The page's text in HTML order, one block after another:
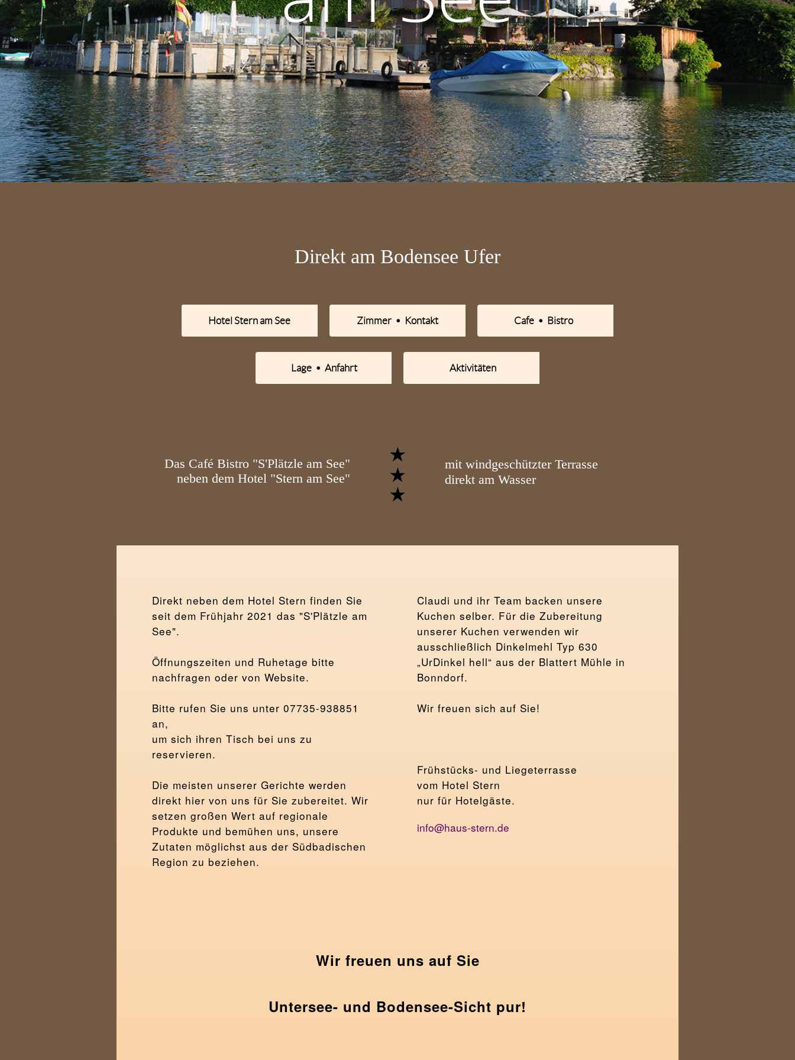
Direkt am Bodensee Ufer
Hotel Stern am See Zimmer • Kontakt Cafe • Bistro
Lage • Anfahrt Aktivitäten
Das Café Bistro "S'Plätzle am See"
neben dem Hotel "Stern am See"
mit windgeschützter Terrasse
direkt am Wasser
Direkt neben dem Hotel Stern finden Sie
seit dem Frühjahr 2021 das "S'Plätzle am
See".
Öffnungszeiten und Ruhetage bitte
nachfragen oder von Website.
Bitte rufen Sie uns unter 07735-938851
an,
um sich ihren Tisch bei uns zu
reservieren.
Die meisten unserer Gerichte werden
direkt hier von uns für Sie zubereitet. Wir
setzen großen Wert auf regionale
Produkte und bemühen uns, unsere
Zutaten möglichst aus der Südbadischen
Region zu beziehen.
Claudi und ihr Team backen unsere
Kuchen selber. Für die Zubereitung
unserer Kuchen verwenden wir
ausschließlich Dinkelmehl Typ 630
„UrDinkel hell“ aus der Blattert Mühle in
Bonndorf.
Wir freuen sich auf Sie!
Frühstücks- und Liegeterrasse
vom Hotel Stern
nur für Hotelgäste.
info@haus-stern.de
Wir freuen uns auf Sie
Untersee- und Bodensee-Sicht pur!